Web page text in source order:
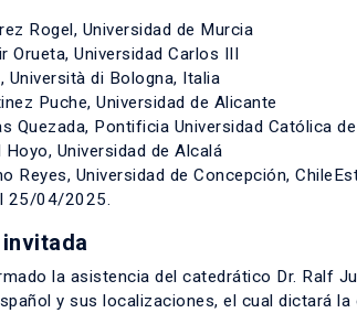
Rogel, Universidad de Murcia
Orueta, Universidad Carlos III
Università di Bologna, Italia
Puche, Universidad de Alicante
Quezada, Pontificia Universidad Católica
Hoyo, Universidad de Alcalá
Reyes, Universidad de Concepción,
25/04/2025.
la asistencia del catedrático Dr. Ralf
y sus localizaciones, el cual dictará la